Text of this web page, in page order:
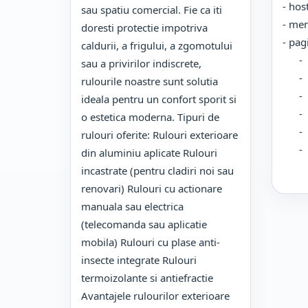
sau spatiu comercial. Fie ca iti
doresti protectie impotriva
caldurii, a frigului, a zgomotului
sau a privirilor indiscrete,
rulourile noastre sunt solutia
ideala pentru un confort sporit si
o estetica moderna. Tipuri de
rulouri oferite: Rulouri exterioare
din aluminiu aplicate Rulouri
incastrate (pentru cladiri noi sau
renovari) Rulouri cu actionare
manuala sau electrica
(telecomanda sau aplicatie
mobila) Rulouri cu plase anti-
insecte integrate Rulouri
termoizolante si antiefractie
Avantajele rulourilor exterioare
-
-
-
-
-
-
-
-
-